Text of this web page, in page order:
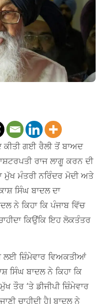
ਕੀਤੀ ਗਈ ਰੈਲੀ ਤੋਂ ਬਾਅਦ
ਰਾਜ ਲਾਗੂ ਕਰਨ ਦੀ
ਮੰਤਰੀ ਨਰਿੰਦਰ ਮੋਦੀ ਅਤੇ
ਸਿੰਘ ਬਾਦਲ ਦਾ
ਨੇ ਕਿਹਾ ਕਿ ਪੰਜਾਬ ਵਿੱਚ
ਕਿਉਂਕਿ ਇਹ ਲੋਕਤੰਤਰ
ਲਈ ਜ਼ਿੰਮੇਵਾਰ ਵਿਅਕਤੀਆਂ
ਸਿੰਘ ਬਾਦਲ ਨੇ ਕਿਹਾ ਕਿ
‘ਤੇ ਡੀਜੀਪੀ ਜ਼ਿੰਮੇਵਾਰ
ਚਾਹੀਦੀ ਹੈ। ਬਾਦਲ ਨੇ